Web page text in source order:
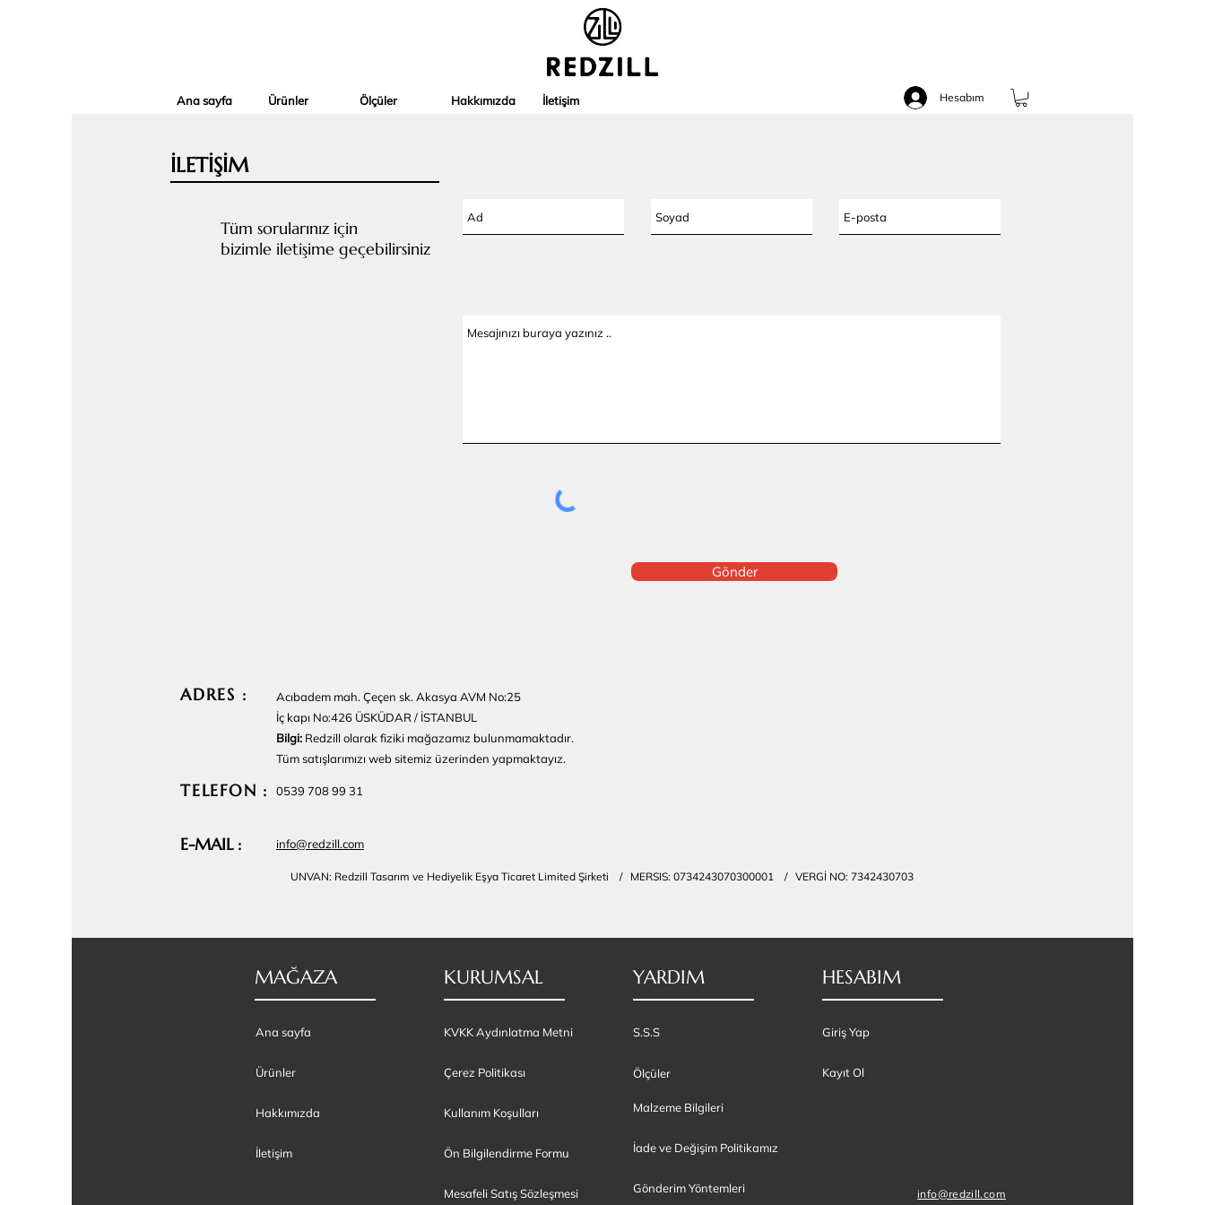
Ana sayfa Ürünler Ölçüler Hakkımızda İletişim Hesabım
İLETİŞİM
Gönder
Tüm sorularınız için
bizimle iletişime geçebilirsiniz
ADRES :
Acıbadem mah. Çeçen sk. Akasya AVM No:25
İç kapı No:426 ÜSKÜDAR / İSTANBUL
Bilgi: Redzill olarak fiziki mağazamız bulunmamaktadır.
Tüm satışlarımızı web sitemiz üzerinden yapmaktayız.
TELEFON : 0539 708 99 31
E-MAIL : info@redzill.com
UNVAN: Redzill Tasarım ve Hediyelik Eşya Ticaret Limited Şirketi / MERSIS: 0734243070300001 / VERGİ NO: 7342430703
MAĞAZA
Ana sayfa
Ürünler
Hakkımızda
İletişim
KURUMSAL
KVKK Aydınlatma Metni
Çerez Politikası
Kullanım Koşulları
Ön Bilgilendirme Formu
Mesafeli Satış Sözleşmesi
YARDIM
S.S.S
Ölçüler
HESABIM
Giriş Yap
Kayıt Ol
Malzeme Bilgileri
İade ve Değişim Politikamız
Gönderim Yöntemleri info@redzill.com